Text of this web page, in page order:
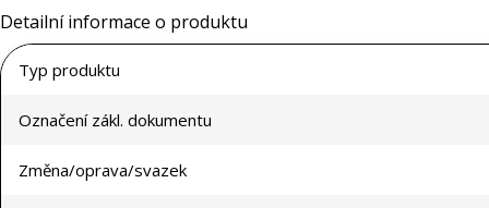
Detailní informace o produktu
Typ produktu
Označení zákl. dokumentu
Změna/oprava/svazek